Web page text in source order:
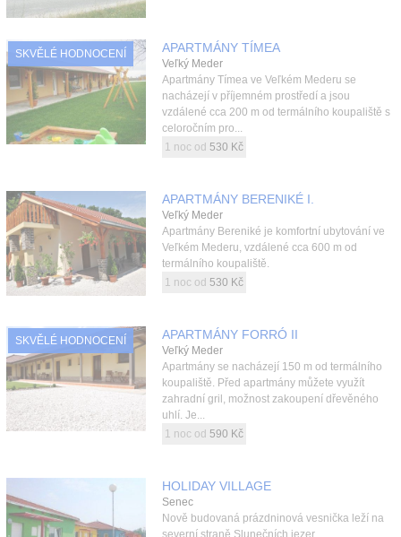
SKVĚLÉ HODNOCENÍ APARTMÁNY TÍMEA
Veľký Meder
Apartmány Tímea ve Veľkém Mederu se
nacházejí v příjemném prostředí a jsou
vzdálené cca 200 m od termálního koupaliště s
celoročním pro...
1 noc od 530 Kč
APARTMÁNY BERENIKÉ I.
Veľký Meder
Apartmány Bereniké je komfortní ubytování ve
Veľkém Mederu, vzdálené cca 600 m od
termálního koupaliště.
1 noc od 530 Kč
SKVĚLÉ HODNOCENÍ APARTMÁNY FORRÓ II
Veľký Meder
Apartmány se nacházejí 150 m od termálního
koupaliště. Před apartmány můžete využít
zahradní gril, možnost zakoupení dřevěného
uhlí. Je...
1 noc od 590 Kč
HOLIDAY VILLAGE
Senec
Nově budovaná prázdninová vesnička leží na